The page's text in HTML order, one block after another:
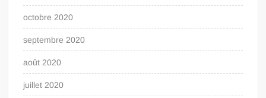
octobre 2020
septembre 2020
août 2020
juillet 2020